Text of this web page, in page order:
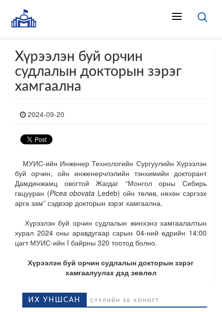
Хүрээлэн буй орчин
судлалын докторын зэрэг
хамгаална
2024-09-20
МУИС-ийн Инженер Технологийн Сургуулийн Хүрээлэн
буй орчин, ойн инженерчлэлийн тэнхимийн докторант
Дамдинжамц овогтой Жагдаг “Монгол орны Сибирь
гацууран (Picea obovata Ledeb) ойн төлөв, нөхөн сэргээх
арга зам” сэдвээр докторын зэрэг хамгаална.
Хүрээлэн буй орчин судлалын жинхэнэ хамгаалалтын
хурал 2024 оны аравдугаар сарын 04-ний өдрийн 14:00
цагт МУИС-ийн I байрны 320 тоотод болно.
Хүрээлэн буй орчин судлалын докторын зэрэг
хамгаалуулах дэд зөвлөл
ИХ УНШСАН СҮҮЛИЙН 30 ХОНОГТ